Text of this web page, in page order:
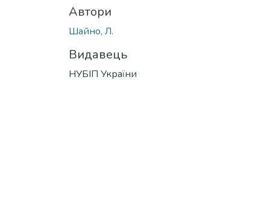
Автори
Шайно, Л.
Видавець
НУБІП України